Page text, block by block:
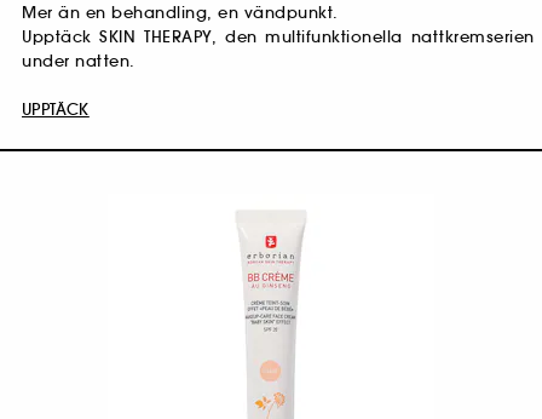
Mer än en behandling, en vändpunkt.
Upptäck SKIN THERAPY, den multifunktionella
under natten.
UPPTÄCK